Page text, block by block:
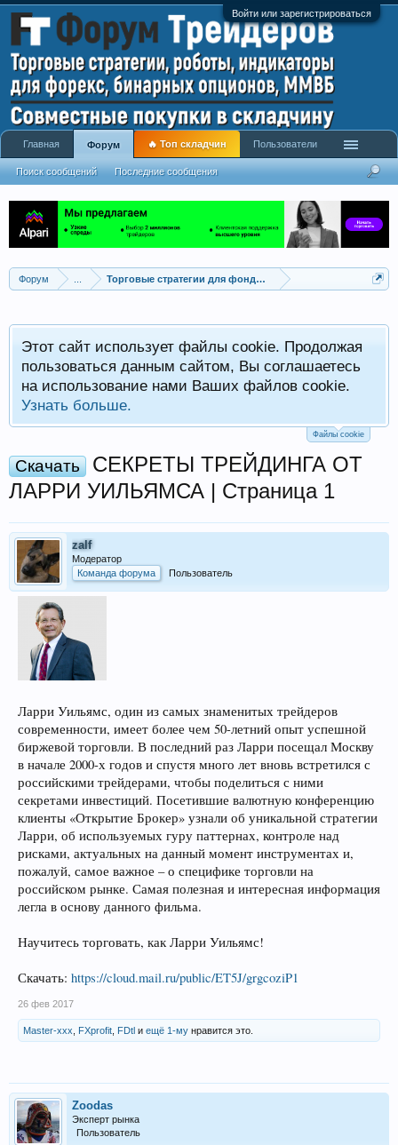
Войти или зарегистрироваться
Форум Торговые стратегии для фондовых рынков
Этот сайт использует файлы cookie. Продолжая
пользоваться данным сайтом, Вы соглашаетесь
на использование нами Ваших файлов cookie.
Узнать больше.
Файлы cookie
Скачать
СЕКРЕТЫ ТРЕЙДИНГА ОТ
ЛАРРИ УИЛЬЯМСА | Страница 1
zalf
Модератор
Команда форума
Пользователь
Ларри Уильямс, один из самых знаменитых трейдеров
современности, имеет более чем 50-летний опыт успешной
биржевой торговли. В последний раз Ларри посещал Москву
в начале 2000-х годов и спустя много лет вновь встретился с
российскими трейдерами, чтобы поделиться с ними
секретами инвестиций. Посетившие валютную конференцию
клиенты «Открытие Брокер» узнали об уникальной стратегии
Ларри, об используемых гуру паттернах, контроле над
рисками, актуальных на данный момент инструментах и,
пожалуй, самое важное – о специфике торговли на
российском рынке. Самая полезная и интересная информация
легла в основу данного фильма.
Научитесь торговать, как Ларри Уильямс!
Скачать: https://cloud.mail.ru/public/ET5J/grgcoziP1
26 фев 2017
Master-xxx FXprofit FDtl и ещё 1-му нравится это.
Zoodas
Эксперт рынка
Пользователь
Главная Форум
Поиск сообщений Последние сообщения
🔥 Топ складчин Пользователи